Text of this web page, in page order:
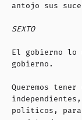
antojo sus
SEXTO
El gobierno lo
gobierno.
Queremos
políticos,